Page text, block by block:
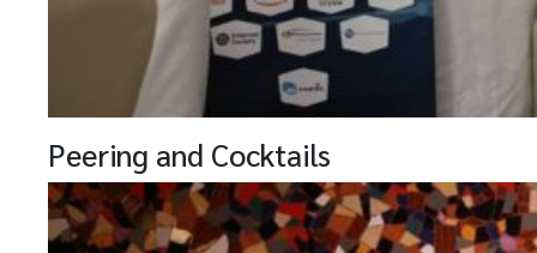
Peering and Cocktails